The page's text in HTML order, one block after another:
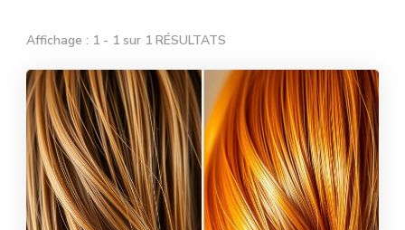
Affichage : 1 - 1 sur 1 RÉSULTATS